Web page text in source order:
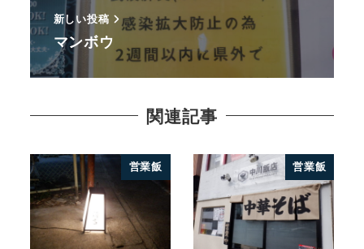
新しい投稿
マンボウ
関連記事
営業飯 営業飯